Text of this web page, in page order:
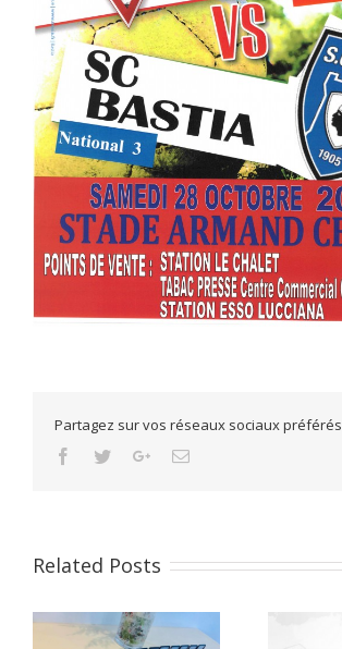
Partagez sur vos réseaux sociaux préférés
Facebook
TwitterGoogle+Email
Related Posts